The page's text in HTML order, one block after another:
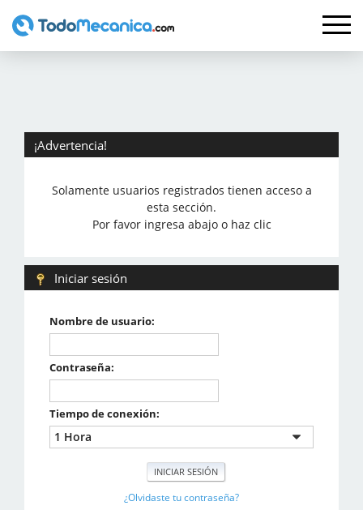
¡Advertencia!
Solamente usuarios registrados tienen acceso a
esta sección.
Por favor ingresa abajo o haz clic
Iniciar sesión
Nombre de usuario:
Contraseña:
Tiempo de conexión:
¿Olvidaste tu contraseña?